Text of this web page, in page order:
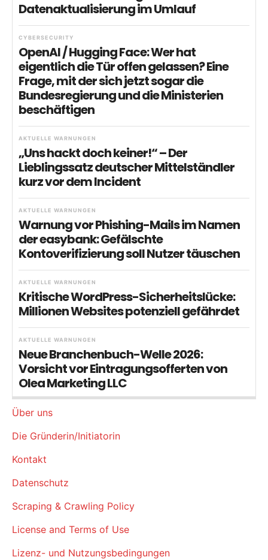
Datenaktualisierung im Umlauf
CYBERSECURITY
OpenAI / Hugging Face: Wer hat
eigentlich die Tür offen gelassen? Eine
Frage, mit der sich jetzt sogar die
Bundesregierung und die Ministerien
beschäftigen
AKTUELLE WARNUNGEN
„Uns hackt doch keiner!“ – Der
Lieblingssatz deutscher Mittelständler
kurz vor dem Incident
AKTUELLE WARNUNGEN
Warnung vor Phishing-Mails im Namen
der easybank: Gefälschte
Kontoverifizierung soll Nutzer täuschen
AKTUELLE WARNUNGEN
Kritische WordPress-Sicherheitslücke:
Millionen Websites potenziell gefährdet
AKTUELLE WARNUNGEN
Neue Branchenbuch-Welle 2026:
Vorsicht vor Eintragungsofferten von
Olea Marketing LLC
Über uns
Die Gründerin/Initiatorin
Kontakt
Datenschutz
Scraping & Crawling Policy
License and Terms of Use
Lizenz- und Nutzungsbedingungen